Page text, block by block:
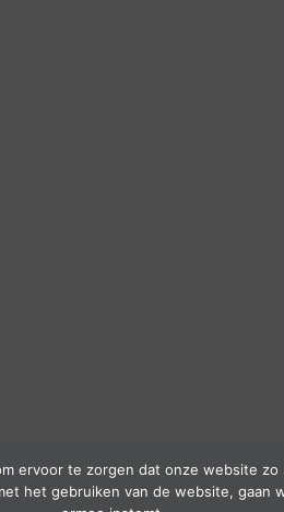
ervoor te zorgen dat onze website zo
het gebruiken van de website, gaan